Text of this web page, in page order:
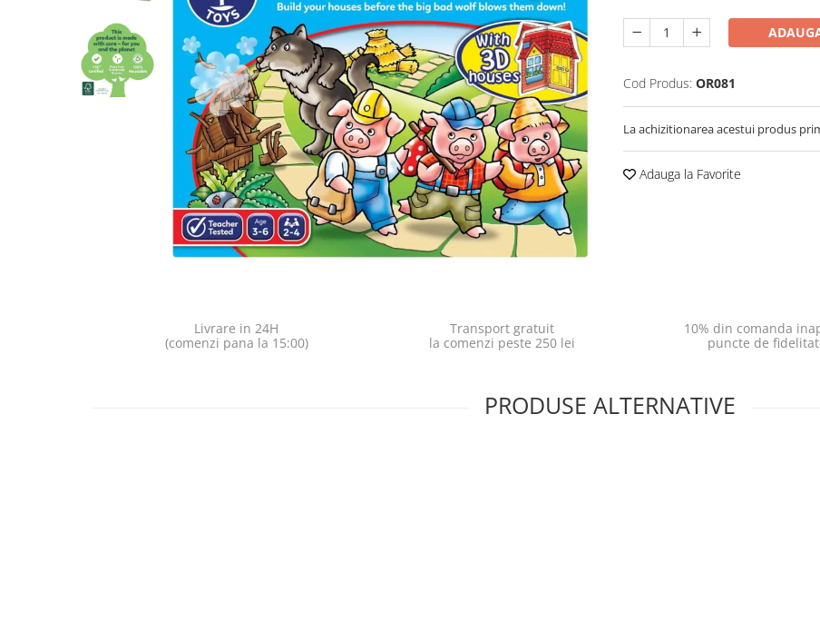
Jocuri pentru o persoana
Jocuri pentru 2 persoane
Game cunoscute
Vezi toate produsele STEM
Cod Produs: OR081
La achizitionarea acestui produs
Adauga la Favorite
Livrare in 24H
(comenzi pana la 15:00)
Transport gratuit
la comenzi peste 250 lei
10% din comanda
puncte de
PRODUSE ALTERNATIVE